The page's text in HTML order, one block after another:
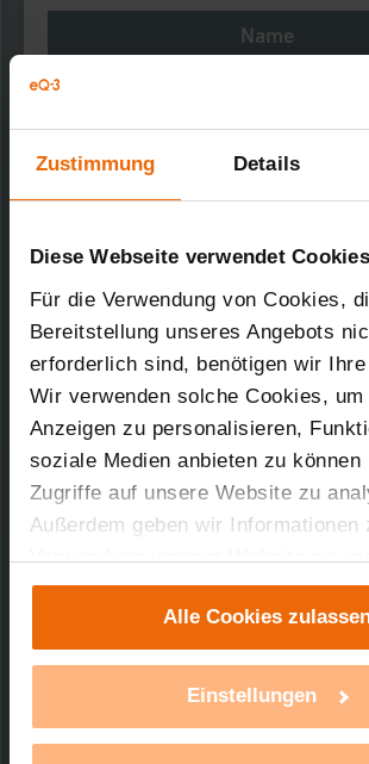
Zustimmung Details
Diese Webseite verwendet Cookies
Für die Verwendung von Cookies,
Bereitstellung unseres Angebots
erforderlich sind, benötigen wir
Wir verwenden solche Cookies, um
Anzeigen zu personalisieren,
soziale Medien anbieten zu können
Zugriffe auf unsere Website zu
Außerdem geben wir Informationen
Verwendung unserer Website an
für soziale Medien, Werbung und
Unsere Partner führen diese
möglicherweise mit weiteren Daten
die Sie ihnen bereitgestellt haben
haben. Mit einem Klick auf „Alle
Alle Cookies
Einstellungen
Name
Download
Downloads-Art:
01.03.2017
1,44 MB
Technischer Support
Sie benötigen technischen Support
unserer Produkte?
mehr Infos